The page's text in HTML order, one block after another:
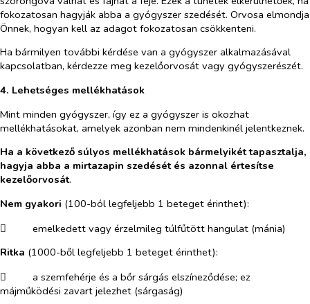
fokozatosan hagyják abba a gyógyszer szedését. Orvosa elmondja
Önnek, hogyan kell az adagot fokozatosan csökkenteni.
Ha bármilyen további kérdése van a gyógyszer alkalmazásával
kapcsolatban, kérdezze meg kezelőorvosát vagy gyógyszerészét.
4. Lehetséges mellékhatások
Mint minden gyógyszer, így ez a gyógyszer is okozhat
mellékhatásokat, amelyek azonban nem mindenkinél jelentkeznek.
Ha a következő súlyos mellékhatások bármelyikét tapasztalja,
hagyja abba a mirtazapin szedését és azonnal értesítse
kezelőorvosát.
Nem gyakori (100-ból legfeljebb 1 beteget érinthet):
​
emelkedett vagy érzelmileg túlfűtött hangulat (mánia)
Ritka (1000-ből legfeljebb 1 beteget érinthet):
​
a szemfehérje és a bőr sárgás elszíneződése; ez
májműködési zavart jelezhet (sárgaság)